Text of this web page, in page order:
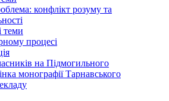
конфлікт розуму та
теми
процесі
на Підмогильного
монографії Тарнавського